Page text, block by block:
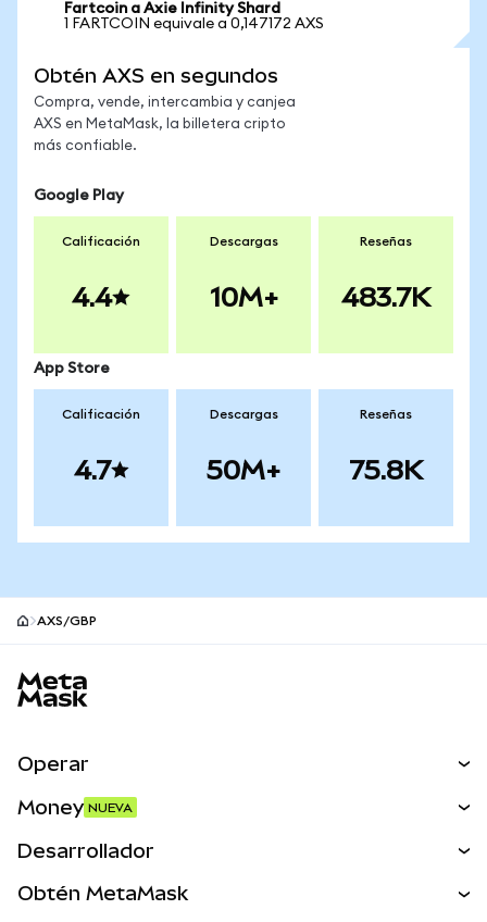
Fartcoin a Axie Infinity Shard
1 FARTCOIN equivale a 0,147172 AXS
Obtén AXS en segundos
Compra, vende, intercambia y canjea
AXS en MetaMask, la billetera cripto
más confiable.
Google Play
Calificación
4.4
Descargas
10M+
Reseñas
483.7K
App Store
Calificación
4.7
Descargas
50M+
Reseñas
75.8K
AXS/GBP
Operar
Activos del mundo real
Money NUEVA
Desarrollador
Obtén MetaMask